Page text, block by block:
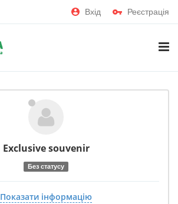
Вхід Реєстрація
Exclusive souvenir
Без статусу
Показати інформацію